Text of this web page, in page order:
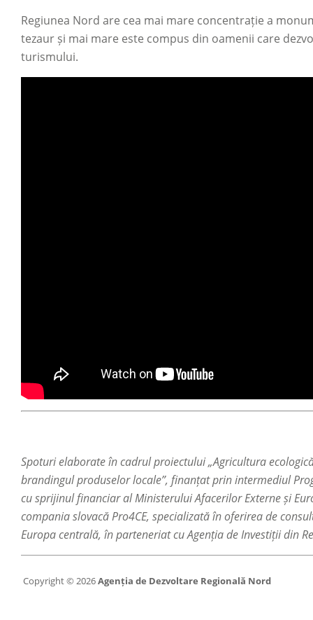
Regiunea Nord are cea mai mare concentrație a
tezaur și mai mare este compus din oamenii care
turismului.
Spoturi elaborate în cadrul proiectului „Agricultura
brandingul produselor locale”, finanțat prin intermediul
cu sprijinul financiar al Ministerului Afacerilor Externe și
compania slovacă Pro4CE, specializată în oferirea de
Europa centrală, în parteneriat cu Agenția de Investiții din
Copyright © 2026Agenția de Dezvoltare Regională Nord